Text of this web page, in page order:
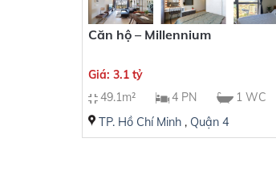
Căn hộ – Millennium
Giá: 3.1 tỷ
49.1m²
4 PN
1 WC
TP. Hồ Chí Minh, Quận 4